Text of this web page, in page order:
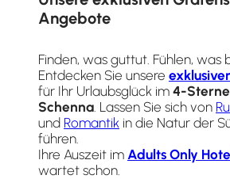
Angebote
Finden, was guttut. Fühlen, was
Entdecken Sie unsere
für Ihr Urlaubsglück im 4-
Schenna . Lassen Sie sich von
und Romantik in die Natur der
führen.
Ihre Auszeit im Adults Only
wartet schon.